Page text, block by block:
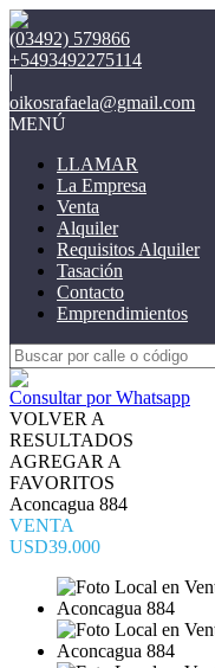
(03492) 579866
+5493492275114
|
oikosrafaela@gmail.com
MENÚ
LLAMAR
La Empresa
Venta
Alquiler
Requisitos Alquiler
Tasación
Contacto
Emprendimientos
Consultar por Whatsapp
VOLVER A
RESULTADOS
AGREGAR A
FAVORITOS
Aconcagua 884
VENTA
USD39.000